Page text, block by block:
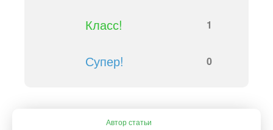
Класс! 1
Супер! 0
Автор статьи